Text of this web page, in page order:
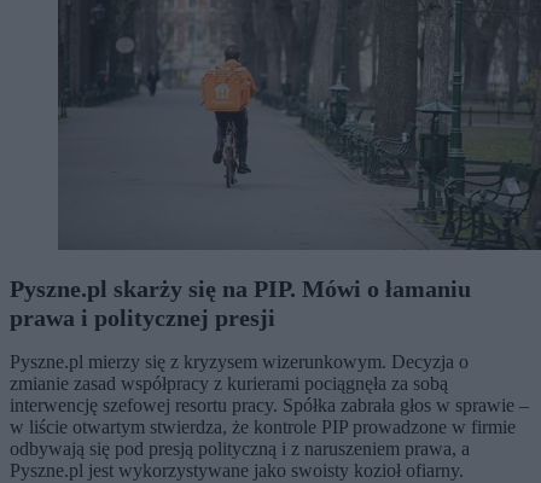
Pyszne.pl skarży się na PIP. Mówi o łamaniu
prawa i politycznej presji
Pyszne.pl mierzy się z kryzysem wizerunkowym. Decyzja o
zmianie zasad współpracy z kurierami pociągnęła za sobą
interwencję szefowej resortu pracy. Spółka zabrała głos w sprawie –
w liście otwartym stwierdza, że kontrole PIP prowadzone w firmie
odbywają się pod presją polityczną i z naruszeniem prawa, a
Pyszne.pl jest wykorzystywane jako swoisty kozioł ofiarny.